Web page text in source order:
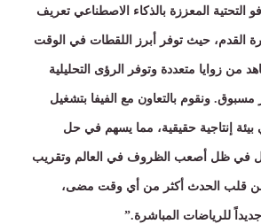
التحتية المعززة بالذكاء الاصطناعي تعريف
القدم، حيث توفر أبرز اللقطات في الوقت
من زوايا متعددة وتوفر الرؤى التحليلية
مسبوق. ونقوم بالتعاون مع الفيفا بتشغيل
بيئة إنتاجية حقيقية، مما يسهم في حل
في ظل أصعب الظروف في العالم وتقريب
قلب الحدث أكثر من أي وقت مضى،
للرياضات المباشرة”.